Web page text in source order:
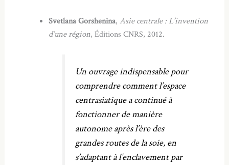
Svetlana Gorshenina, Asie centrale : L’invention
d’une région, Éditions CNRS, 2012.
Un ouvrage indispensable pour
comprendre comment l’espace
centrasiatique a continué à
fonctionner de manière
autonome après l’ère des
grandes routes de la soie, en
s’adaptant à l’enclavement par